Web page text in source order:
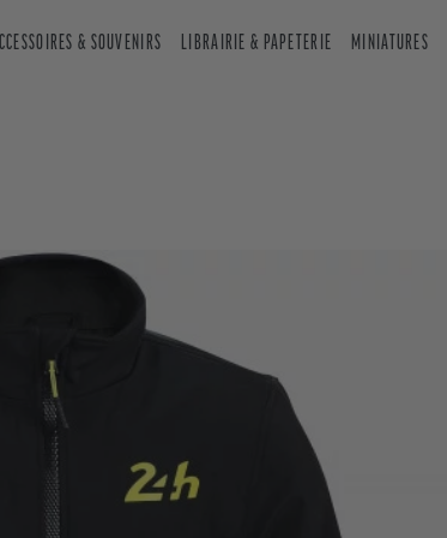
& SOUVENIRS LIBRAIRIE & PAPETERIE MINIATURES